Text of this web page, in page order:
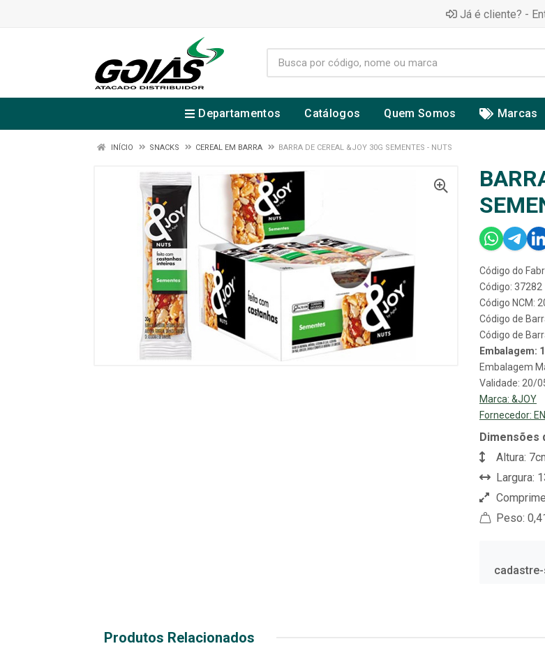
Já é cliente? -
Departamentos Catálogos Quem Somos Marcas
INÍCIO SNACKS CEREAL EM BARRA BARRA DE CEREAL &JOY 30G SEMENTES - NUTS
Código do
Código: 37282
Código NCM:
Código de
Código de
Embalagem:
Embalagem
Validade: 20/
Marca: &JOY
Fornecedor:
Dimensões
Altura:
Largura:
Peso:
Produtos Relacionados